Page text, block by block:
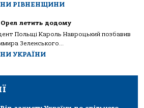
РІВНЕНЩИНИ
Орел летить додому
Польщі Кароль Навроцький позбавив
Зеленського...
УКРАЇНИ